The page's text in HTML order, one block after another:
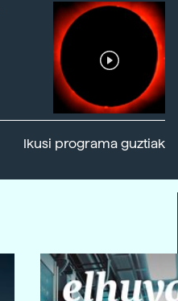
Ikusi programa guztiak